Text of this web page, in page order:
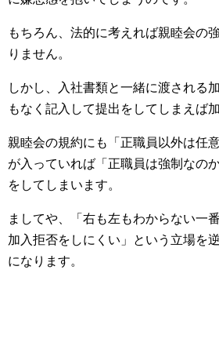
もちろん、法的に考えれば親睦会の
りません。
しかし、入社書類と一緒に渡される
もなく記入して提出をしてしまえば
親睦会の規約にも「正職員以外は任
が入っていれば「正職員は強制なの
をしてしまいます。
ましてや、「右も左もわからない一
加入拒否をしにくい」という立場を
になります。